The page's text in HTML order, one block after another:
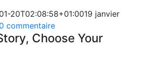
20T02:08:58+01:0019 janvier
0 commentaire
Choose Your